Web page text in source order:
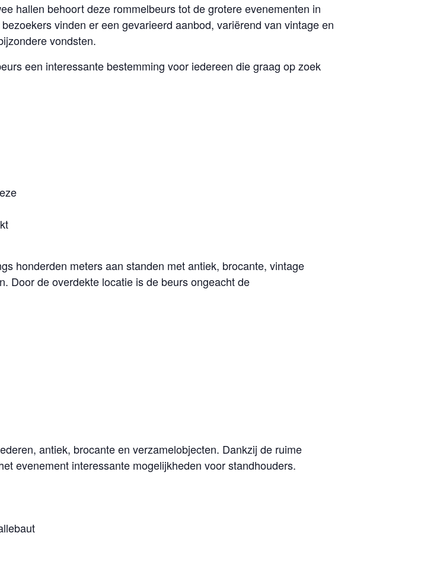
hallen behoort deze rommelbeurs tot de grotere evenementen in
vinden er een gevarieerd aanbod, variërend van vintage en
vondsten.
een interessante bestemming voor iedereen die graag op zoek
honderden meters aan standen met antiek, brocante, vintage
Door de overdekte locatie is de beurs ongeacht de
antiek, brocante en verzamelobjecten. Dankzij de ruime
evenement interessante mogelijkheden voor standhouders.